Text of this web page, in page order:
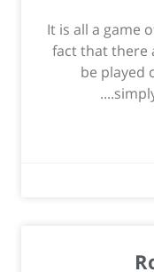
It is all a game
fact that there
be played